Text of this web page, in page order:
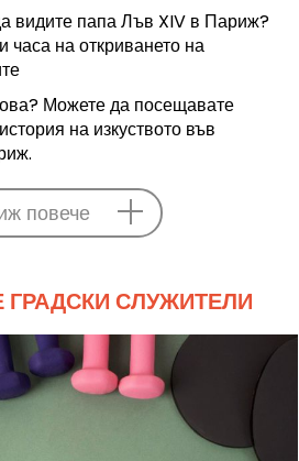
видите папа Лъв XIV в Париж?
часа на откриването на
Можете да посещавате
на изкуството във
повече
СЛУЖИТЕЛИ